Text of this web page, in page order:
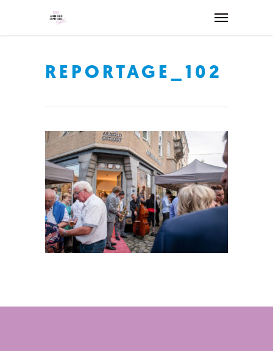
REPORTAGE_102